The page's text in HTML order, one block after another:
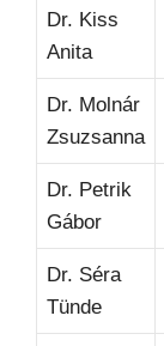
Dr. Kiss
Anita
Dr. Molnár
Zsuzsanna
Dr. Petrik
Gábor
Dr. Séra
Tünde